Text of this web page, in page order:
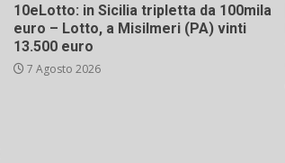
10eLotto: in Sicilia tripletta da 100mila
euro – Lotto, a Misilmeri (PA) vinti
13.500 euro
7 Agosto 2026